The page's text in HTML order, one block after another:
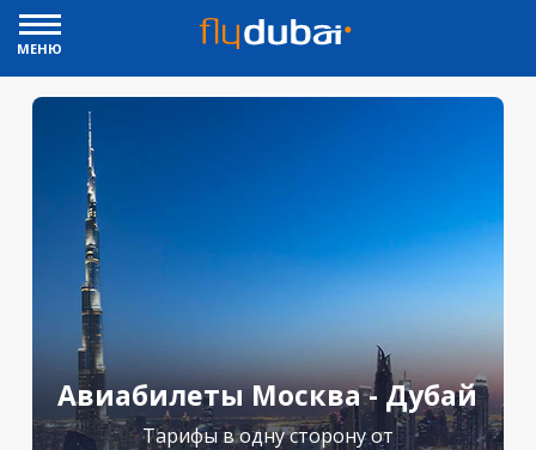
МЕНЮ
Авиабилеты Москва - Дубай
Тарифы в одну сторону от